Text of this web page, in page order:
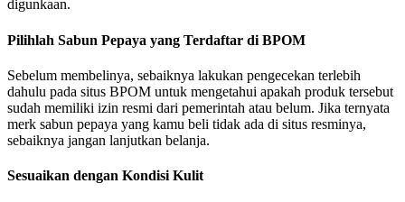
digunkaan.
Pilihlah Sabun Pepaya yang Terdaftar di BPOM
Sebelum membelinya, sebaiknya lakukan pengecekan terlebih
dahulu pada situs BPOM untuk mengetahui apakah produk tersebut
sudah memiliki izin resmi dari pemerintah atau belum. Jika ternyata
merk sabun pepaya yang kamu beli tidak ada di situs resminya,
sebaiknya jangan lanjutkan belanja.
Sesuaikan dengan Kondisi Kulit